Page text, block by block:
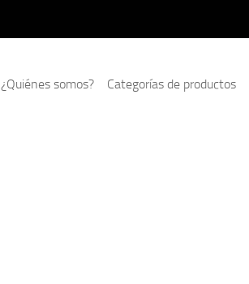
¿Quiénes somos? Categorías de productos